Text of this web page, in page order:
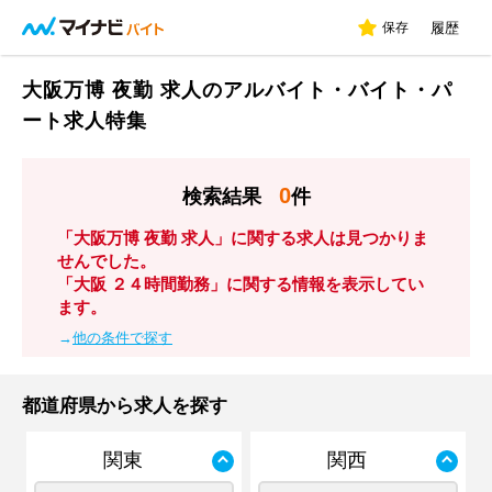
保存 履歴
大阪万博 夜勤 求人のアルバイト・バイト・パ
ート求人特集
検索結果 0件
「大阪万博 夜勤 求人」に関する求人は見つかりま
せんでした。
「大阪 ２４時間勤務」に関する情報を表示してい
ます。
→他の条件で探す
都道府県から求人を探す
関東 関西